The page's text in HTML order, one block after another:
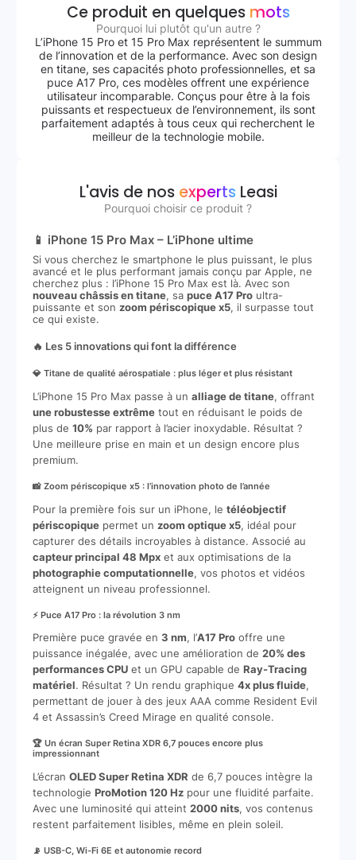
Ce produit en quelques mots
Pourquoi lui plutôt qu'un autre ?
L’iPhone 15 Pro et 15 Pro Max représentent le summum
de l’innovation et de la performance. Avec son design
en titane, ses capacités photo professionnelles, et sa
puce A17 Pro, ces modèles offrent une expérience
utilisateur incomparable. Conçus pour être à la fois
puissants et respectueux de l’environnement, ils sont
parfaitement adaptés à tous ceux qui recherchent le
meilleur de la technologie mobile.
L'avis de nos expertsLeasi
Pourquoi choisir ce produit ?
📱 iPhone 15 Pro Max – L’iPhone ultime
Si vous cherchez le smartphone le plus puissant, le plus
avancé et le plus performant jamais conçu par Apple, ne
cherchez plus : l’iPhone 15 Pro Max est là. Avec son
nouveau châssis en titane, sa puce A17 Proultra-
puissante et son zoom périscopique x5, il surpasse tout
ce qui existe.
🔥 Les 5 innovations qui font la différence
💎 Titane de qualité aérospatiale : plus léger et plus résistant
L’iPhone 15 Pro Max passe à un alliage de titane, offrant
une robustesse extrêmetout en réduisant le poids de
plus de 10% par rapport à l’acier inoxydable. Résultat ?
Une meilleure prise en main et un design encore plus
premium.
📸 Zoom périscopique x5 : l’innovation photo de l’année
Pour la première fois sur un iPhone, le téléobjectif
périscopiquepermet un zoom optique x5, idéal pour
capturer des détails incroyables à distance. Associé au
capteur principal 48 Mpxet aux optimisations de la
photographie computationnelle, vos photos et vidéos
atteignent un niveau professionnel.
⚡ Puce A17 Pro : la révolution 3 nm
Première puce gravée en 3 nm, l’A17 Prooffre une
puissance inégalée, avec une amélioration de 20% des
performances CPUet un GPU capable de Ray-Tracing
matériel. Résultat ? Un rendu graphique 4x plus fluide,
permettant de jouer à des jeux AAA comme Resident Evil
4 et Assassin’s Creed Mirage en qualité console.
🏆 Un écran Super Retina XDR 6,7 pouces encore plus
impressionnant
L’écran OLED Super Retina XDR de 6,7 pouces intègre la
technologie ProMotion 120 Hzpour une fluidité parfaite.
Avec une luminosité qui atteint 2000 nits, vos contenus
restent parfaitement lisibles, même en plein soleil.
📡 USB-C, Wi-Fi 6E et autonomie record